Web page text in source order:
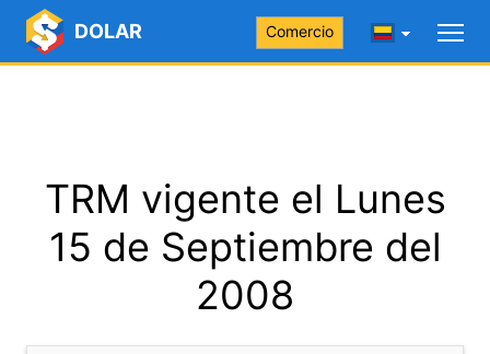
DOLAR Comercio
TRM vigente el Lunes
15 de Septiembre del
2008